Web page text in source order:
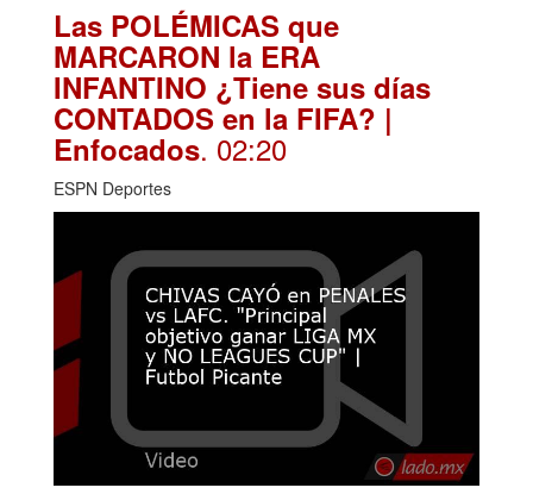
Las POLÉMICAS que
MARCARON la ERA
INFANTINO ¿Tiene sus días
CONTADOS en la FIFA? |
Enfocados. 02:20
ESPN Deportes